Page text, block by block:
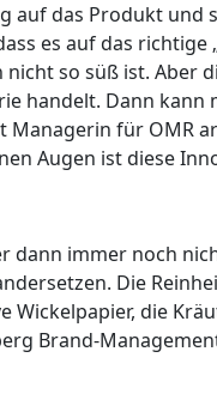
auf das Produkt und
es auf das
nicht so süß ist. Aber
handelt. Dann kann
Managerin für OMR
Augen ist diese
dann immer noch
Die
Wickelpapier, die
Brand-